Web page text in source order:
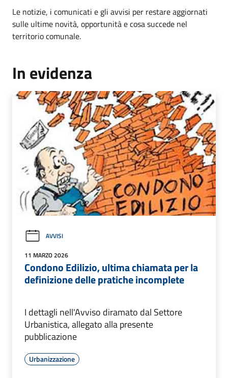
Le notizie, i comunicati e gli avvisi per restare aggiornati
sulle ultime novità, opportunità e cosa succede nel
territorio comunale.
In evidenza
AVVISI
11 MARZO 2026
Condono Edilizio, ultima chiamata per la
definizione delle pratiche incomplete
I dettagli nell'Avviso diramato dal Settore
Urbanistica, allegato alla presente
pubblicazione
Urbanizzazione